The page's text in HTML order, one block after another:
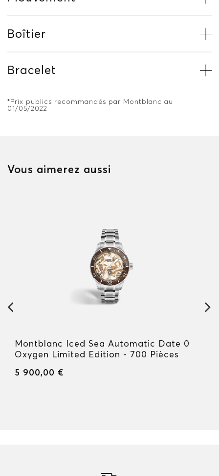
Boîtier
Bracelet
*Prix publics recommandés par Montblanc au
01/05/2022
Vous aimerez aussi
Montblanc Iced Sea Automatic Date 0
Oxygen Limited Edition - 700 Pièces
5 900,00 €